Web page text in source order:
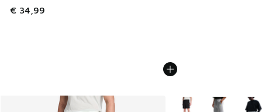
€ 34,99
Plus de couleurs